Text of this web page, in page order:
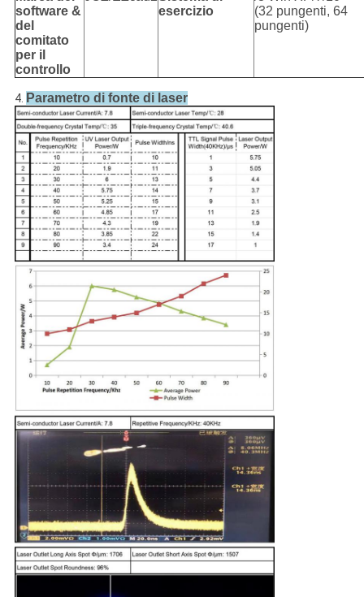
software &
del
comitato
per il
controllo
esercizio
(32 pungenti, 64
pungenti)
4. Parametro di fonte di laser